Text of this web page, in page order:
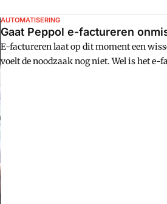
AUTOMATISERING
Gaat Peppol e-factureren
E-factureren laat op dit moment een
voelt de noodzaak nog niet. Wel is het